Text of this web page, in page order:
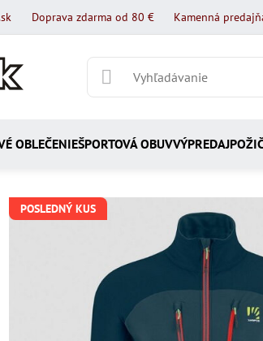
Doprava zdarma od 80 € Kamenná
OBLEČENIEŠPORTOVÁ OBUVVÝPREDAJ
POSLEDNÝ KUS